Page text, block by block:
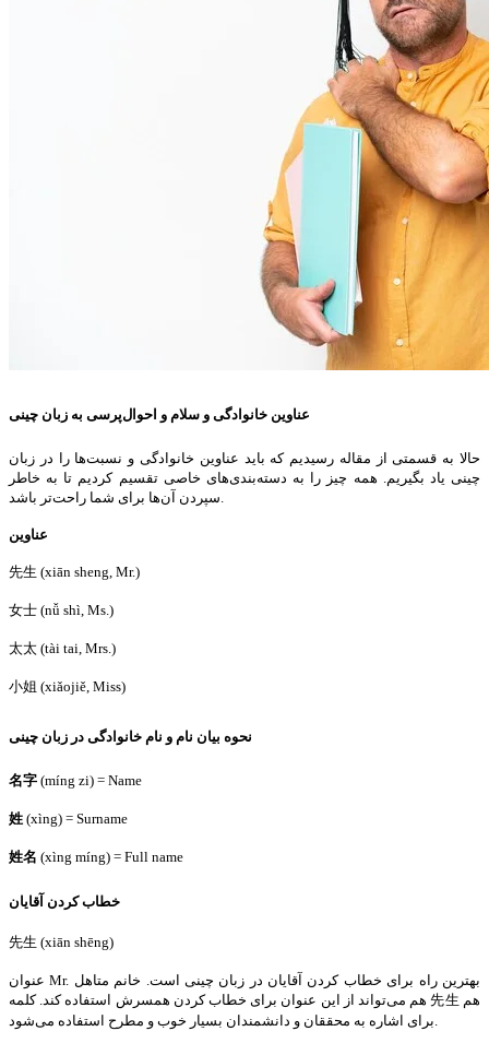
عناوین خانوادگی و سلام و احوال‌پرسی به زبان چینی
حالا به قسمتی از مقاله رسیدیم که باید عناوین خانوادگی و نسبت‌ها را در زبان
چینی یاد بگیریم. همه چیز را به دسته‌بندی‌های خاصی تقسیم کردیم تا به خاطر
سپردن آن‌ها برای شما راحت‌تر باشد.
عناوین
先生 (xiān sheng, Mr.)
女士 (nǚ shì, Ms.)
太太 (tài tai, Mrs.)
小姐 (xiǎojiě, Miss)
نحوه بیان نام و نام خانوادگی در زبان چینی
名字 (míng zi) = Name
姓 (xìng) = Surname
姓名 (xìng míng) = Full name
خطاب کردن آقایان
先生 (xiān shēng)
عنوان Mr. بهترین راه برای خطاب کردن آقایان در زبان چینی است. خانم متاهل
هم می‌تواند از این عنوان برای خطاب کردن همسرش استفاده کند. کلمه 先生 هم
برای اشاره به محققان و دانشمندان بسیار خوب و مطرح استفاده می‌شود.